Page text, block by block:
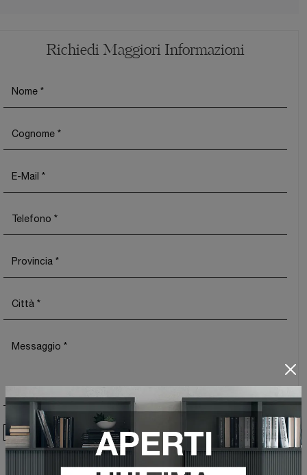
Richiedi Maggiori Informazioni
Ho preso visione dellaPrivacy Policy